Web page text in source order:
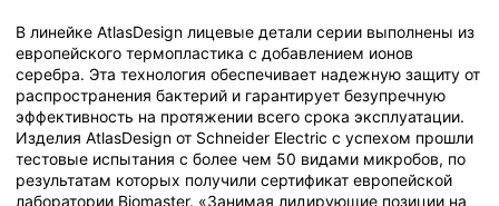
В линейке AtlasDesign лицевые детали серии выполнены из
европейского термопластика c добавлением ионов
серебра. Эта технология обеспечивает надежную защиту от
распространения бактерий и гарантирует безупречную
эффективность на протяжении всего срока эксплуатации.
Изделия AtlasDesign от Schneider Electric с успехом прошли
тестовые испытания с более чем 50 видами микробов, по
результатам которых получили сертификат европейской
лаборатории Biomaster. «Занимая лидирующие позиции на